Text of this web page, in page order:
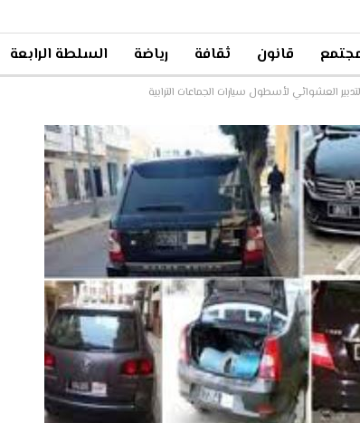
قانون ثقافة رياضة السلطة الرابعة
العشوائي لأسطول سيارات الجماعات الترابية